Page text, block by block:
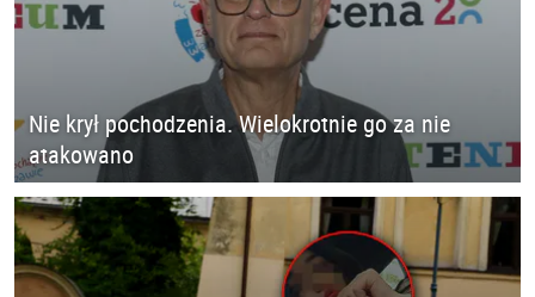
Nie krył pochodzenia. Wielokrotnie go za nie
atakowano